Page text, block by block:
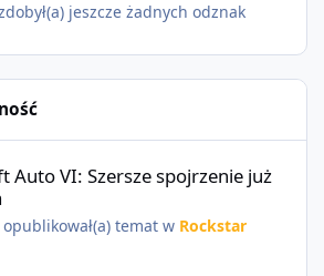
jeszcze żadnych odznak
Auto VI: Szersze spojrzenie już
temat w Rockstar